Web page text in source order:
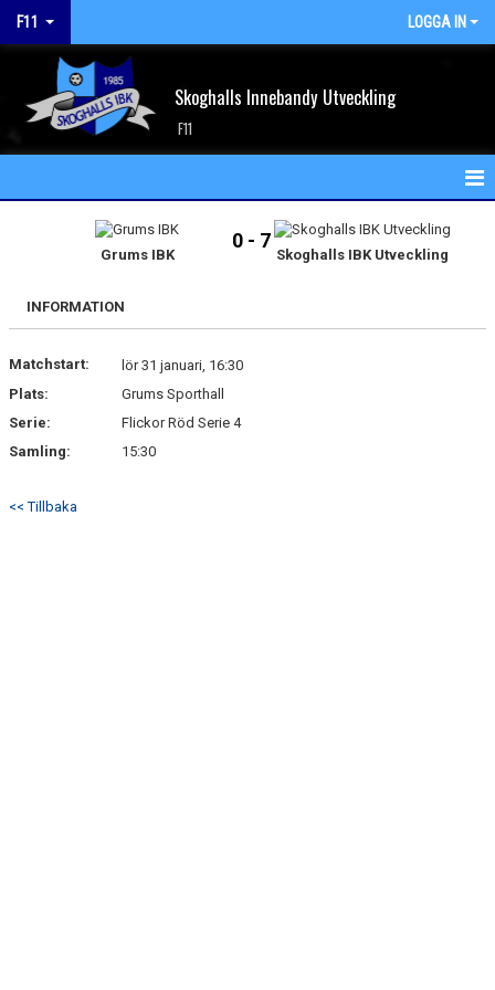
F11 LOGGA IN
Skoghalls Innebandy Utveckling
F11
KALENDER
MATCHER
BILDGALLERI
DOKUMENT
Grums IBK
0 - 7
Skoghalls IBK Utveckling
INFORMATION
Matchstart:
lör 31 januari, 16:30
Plats:
Grums Sporthall
Serie:
Flickor Röd Serie 4
Samling:
15:30
<< Tillbaka